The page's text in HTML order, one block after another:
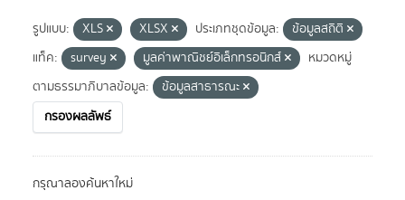
รูปแบบ: XLS XLSX ประเภทชุดข้อมูล:
ข้อมูลสถิติ
แท็ค:
survey มูลค่าพาณิชย์อิเล็กทรอนิกส์
หมวดหมู่
ตามธรรมาภิบาลข้อมูล:
ข้อมูลสาธารณะ
กรองผลลัพธ์
กรุณาลองค้นหาใหม่